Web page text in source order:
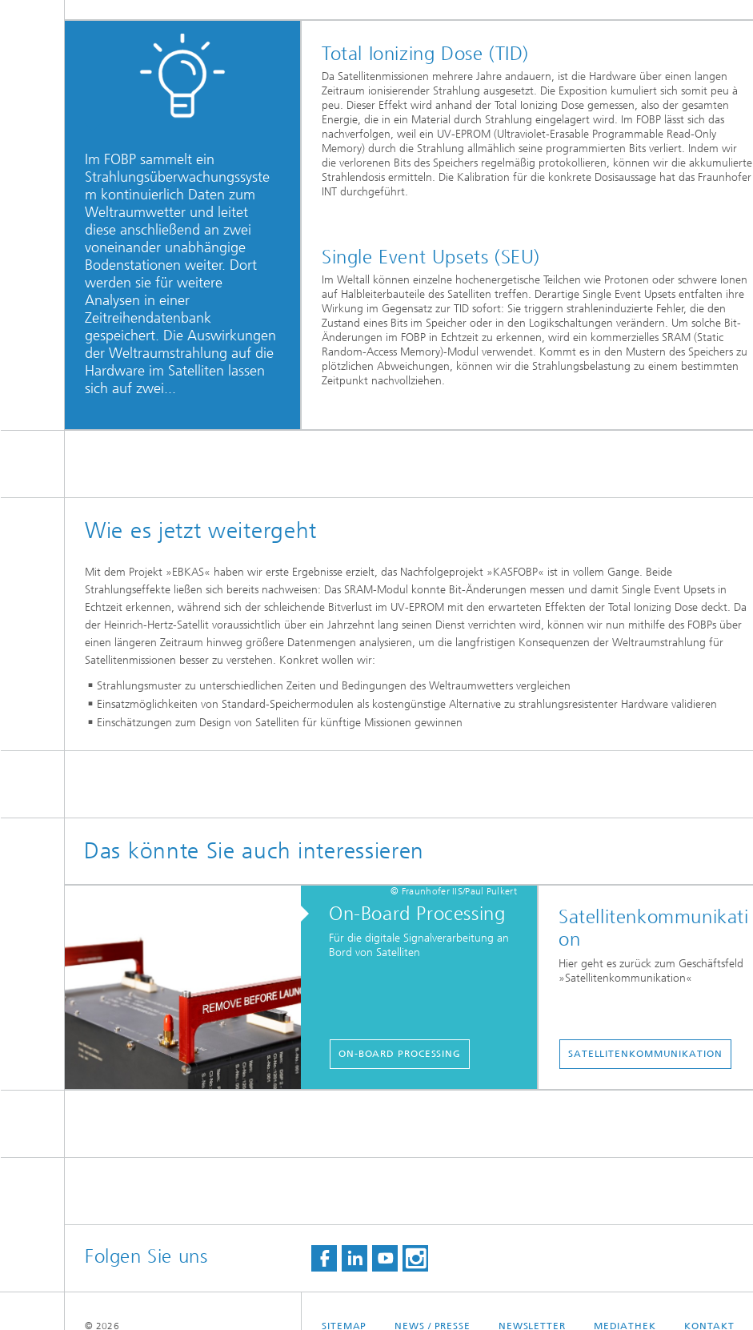
Im FOBP sammelt ein
Strahlungsüberwachungssyste
m kontinuierlich Daten zum
Weltraumwetter und leitet
diese anschließend an zwei
voneinander unabhängige
Bodenstationen weiter. Dort
werden sie für weitere
Analysen in einer
Zeitreihendatenbank
gespeichert. Die Auswirkungen
der Weltraumstrahlung auf die
Hardware im Satelliten lassen
sich auf zwei...
Total Ionizing Dose (TID)
Da Satellitenmissionen mehrere Jahre andauern, ist die Hardware über einen langen
Zeitraum ionisierender Strahlung ausgesetzt. Die Exposition kumuliert sich somit peu à
peu. Dieser Effekt wird anhand der Total Ionizing Dose gemessen, also der gesamten
Energie, die in ein Material durch Strahlung eingelagert wird. Im FOBP lässt sich das
nachverfolgen, weil ein UV-EPROM (Ultraviolet-Erasable Programmable Read-Only
Memory) durch die Strahlung allmählich seine programmierten Bits verliert. Indem wir
die verlorenen Bits des Speichers regelmäßig protokollieren, können wir die akkumulierte
Strahlendosis ermitteln. Die Kalibration für die konkrete Dosisaussage hat das Fraunhofer
INT durchgeführt.
Single Event Upsets (SEU)
Im Weltall können einzelne hochenergetische Teilchen wie Protonen oder schwere Ionen
auf Halbleiterbauteile des Satelliten treffen. Derartige Single Event Upsets entfalten ihre
Wirkung im Gegensatz zur TID sofort: Sie triggern strahleninduzierte Fehler, die den
Zustand eines Bits im Speicher oder in den Logikschaltungen verändern. Um solche Bit-
Änderungen im FOBP in Echtzeit zu erkennen, wird ein kommerzielles SRAM (Static
Random-Access Memory)-Modul verwendet. Kommt es in den Mustern des Speichers zu
plötzlichen Abweichungen, können wir die Strahlungsbelastung zu einem bestimmten
Zeitpunkt nachvollziehen.
Wie es jetzt weitergeht
Mit dem Projekt »EBKAS« haben wir erste Ergebnisse erzielt, das Nachfolgeprojekt »KASFOBP« ist in vollem Gange. Beide
Strahlungseffekte ließen sich bereits nachweisen: Das SRAM-Modul konnte Bit-Änderungen messen und damit Single Event Upsets in
Echtzeit erkennen, während sich der schleichende Bitverlust im UV-EPROM mit den erwarteten Effekten der Total Ionizing Dose deckt. Da
der Heinrich-Hertz-Satellit voraussichtlich über ein Jahrzehnt lang seinen Dienst verrichten wird, können wir nun mithilfe des FOBPs über
einen längeren Zeitraum hinweg größere Datenmengen analysieren, um die langfristigen Konsequenzen der Weltraumstrahlung für
Satellitenmissionen besser zu verstehen. Konkret wollen wir:
Strahlungsmuster zu unterschiedlichen Zeiten und Bedingungen des Weltraumwetters vergleichen
Einsatzmöglichkeiten von Standard-Speichermodulen als kostengünstige Alternative zu strahlungsresistenter Hardware validieren
Einschätzungen zum Design von Satelliten für künftige Missionen gewinnen
Das könnte Sie auch interessieren
© Fraunhofer IIS/Paul Pulkert
On-Board Processing
Für die digitale Signalverarbeitung an
Bord von Satelliten
ON-BOARD PROCESSING
Satellitenkommunikati
on
Hier geht es zurück zum Geschäftsfeld
»Satellitenkommunikation«
SATELLITENKOMMUNIKATION
Folgen Sie uns
SITEMAP NEWS / PRESSE NEWSLETTER MEDIATHEK KONTAKT
© 2026